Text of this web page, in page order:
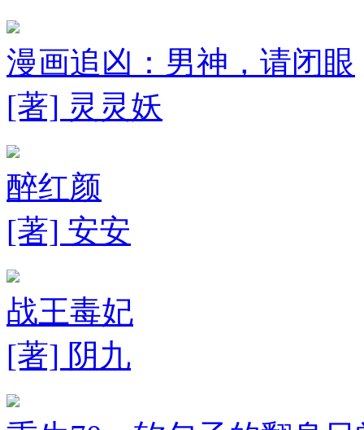
漫画追凶：男神，请闭眼
[著] 灵灵妖
醉红颜
[著] 安安
战王毒妃
[著] 阴九